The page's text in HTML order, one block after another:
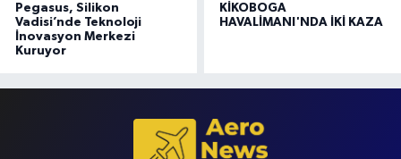
Pegasus, Silikon
Vadisi’nde Teknoloji
İnovasyon Merkezi
Kuruyor
KİKOBOGA
HAVALİMANI'NDA İKİ KAZA